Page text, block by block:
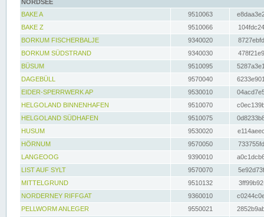
NORDSEE
BAKE A
9510063
BAKE Z
9510066
BORKUM FISCHERBALJE
9340020
BORKUM SÜDSTRAND
9340030
BÜSUM
9510095
DAGEBÜLL
9570040
EIDER-SPERRWERK AP
9530010
HELGOLAND BINNENHAFEN
9510070
HELGOLAND SÜDHAFEN
9510075
HUSUM
9530020
HÖRNUM
9570050
LANGEOOG
9390010
LIST AUF SYLT
9570070
MITTELGRUND
9510132
NORDERNEY RIFFGAT
9360010
PELLWORM ANLEGER
9550021